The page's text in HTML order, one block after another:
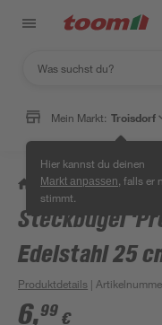
Mein Markt: Troisdorf
Hier kannst du deinen
Markt anpassen , falls er
stimmt.
/ Bauen & Renovieren
Steckbügel
Edelstahl 25
Produktdetails |
6,99 €